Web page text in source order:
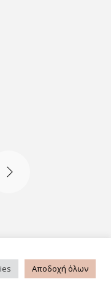
CUTICLE CUTTERS
Αποδοχή όλων